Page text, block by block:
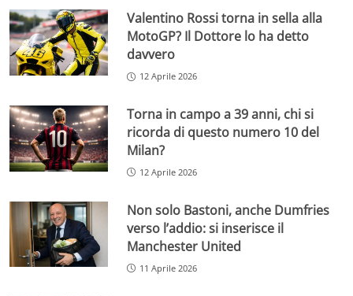
Valentino Rossi torna in sella alla
MotoGP? Il Dottore lo ha detto
davvero
12 Aprile 2026
Torna in campo a 39 anni, chi si
ricorda di questo numero 10 del
Milan?
12 Aprile 2026
Non solo Bastoni, anche Dumfries
verso l’addio: si inserisce il
Manchester United
11 Aprile 2026